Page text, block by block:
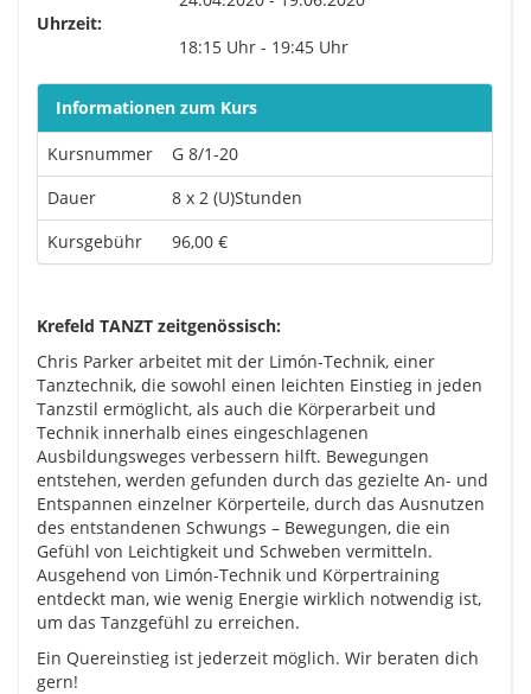
Uhrzeit:
18:15 Uhr - 19:45 Uhr
Informationen zum Kurs
Kursnummer
G 8/1-20
Dauer
8 x 2 (U)Stunden
Kursgebühr
96,00 €
Krefeld TANZT zeitgenössisch:
Chris Parker arbeitet mit der Limón-Technik, einer
Tanztechnik, die sowohl einen leichten Einstieg in jeden
Tanzstil ermöglicht, als auch die Körperarbeit und
Technik innerhalb eines eingeschlagenen
Ausbildungsweges verbessern hilft. Bewegungen
entstehen, werden gefunden durch das gezielte An- und
Entspannen einzelner Körperteile, durch das Ausnutzen
des entstandenen Schwungs – Bewegungen, die ein
Gefühl von Leichtigkeit und Schweben vermitteln.
Ausgehend von Limón-Technik und Körpertraining
entdeckt man, wie wenig Energie wirklich notwendig ist,
um das Tanzgefühl zu erreichen.
Ein Quereinstieg ist jederzeit möglich. Wir beraten dich
gern!